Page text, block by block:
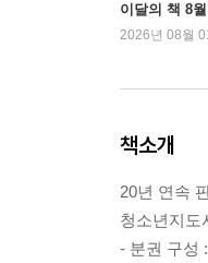
이달의 책 8
2026년 08월
책소개
20년 연속
청소년지도
- 분권 구성